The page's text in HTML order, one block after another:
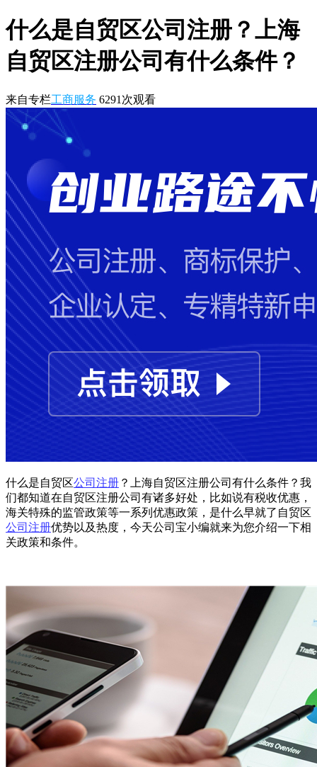
什么是自贸区公司注册？上海
自贸区注册公司有什么条件？
来自专栏工商服务 6291 次观看
什么是自贸区公司注册 ？上海自贸区注册公司有什么条件？我
们都知道在自贸区注册公司有诸多好处，比如说有税收优惠，
海关特殊的监管政策等一系列优惠政策，是什么早就了自贸区
公司注册优势以及热度，今天公司宝小编就来为您介绍一下相
关政策和条件。